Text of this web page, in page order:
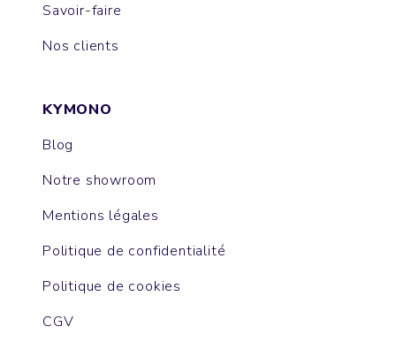
Savoir-faire
Nos clients
KYMONO
Blog
Notre showroom
Mentions légales
Politique de confidentialité
Politique de cookies
CGV